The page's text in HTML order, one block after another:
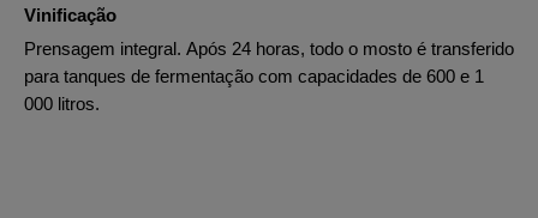
Vinificação
Prensagem integral. Após 24 horas, todo o mosto é transferido
para tanques de fermentação com capacidades de 600 e 1
000 litros.